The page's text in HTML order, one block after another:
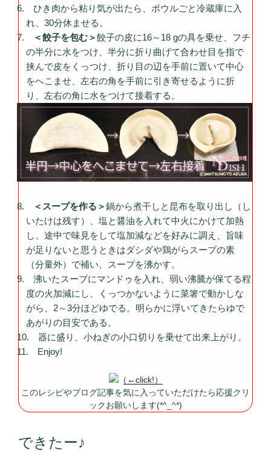
ひき肉から粘り気が出たら、ボウルごと冷蔵庫に入
れ、30分休ませる。
＜餃子を包む＞餃子の皮に16～18 gの具を乗せ、フチ
の半分に水をつけ、半分に折り曲げて合わせ目を指で
挟んで皮をくっつけ、折り目の辺を手前に置いて中心
をへこませ、左右の角を手前に引き寄せるように折
り、左右の角に水をつけて接着する。
＜スープを作る＞鍋から煮干しと昆布を取り出し（し
いたけは残す）、塩と醤油を入れて中火にかけて加熱
し、途中で味見をして塩加減などを好みに調え、旨味
が足りないと思うときはダシダや鶏がらスープの素
（分量外）で補い、スープを沸かす。
沸いたスープにマンドゥを入れ、弱い沸騰が保てる程
度の火加減にし、くっつかないように菜箸で動かしな
がら、2～3分ほどゆでる。明らかに浮いてきたらゆで
あがりの目安である。
器に盛り、小ねぎの小口切りを乗せて出来上がり。
Enjoy!
（←click!）
このレシピやブログ記事を気に入っていただけたら応援クリ
ックお願いします(*^_^*)
できたー♪